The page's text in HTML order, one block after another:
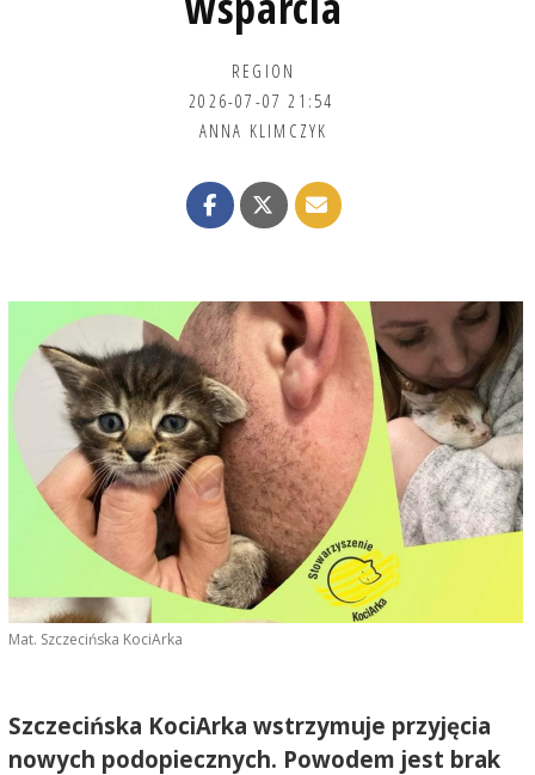
REGION
2026-07-07 21:54
ANNA KLIMCZYK
Mat. Szczecińska KociArka
Szczecińska KociArka wstrzymuje przyjęcia
nowych podopiecznych. Powodem jest brak